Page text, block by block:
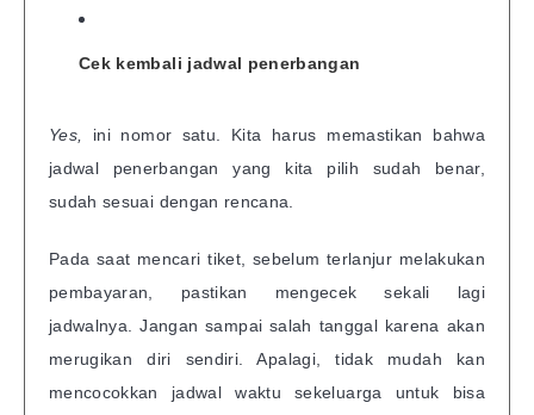
Cek kembali jadwal penerbangan
Yes, ini nomor satu. Kita harus memastikan bahwa
jadwal penerbangan yang kita pilih sudah benar,
sudah sesuai dengan rencana.
Pada saat mencari tiket, sebelum terlanjur melakukan
pembayaran, pastikan mengecek sekali lagi
jadwalnya. Jangan sampai salah tanggal karena akan
merugikan diri sendiri. Apalagi, tidak mudah kan
mencocokkan jadwal waktu sekeluarga untuk bisa